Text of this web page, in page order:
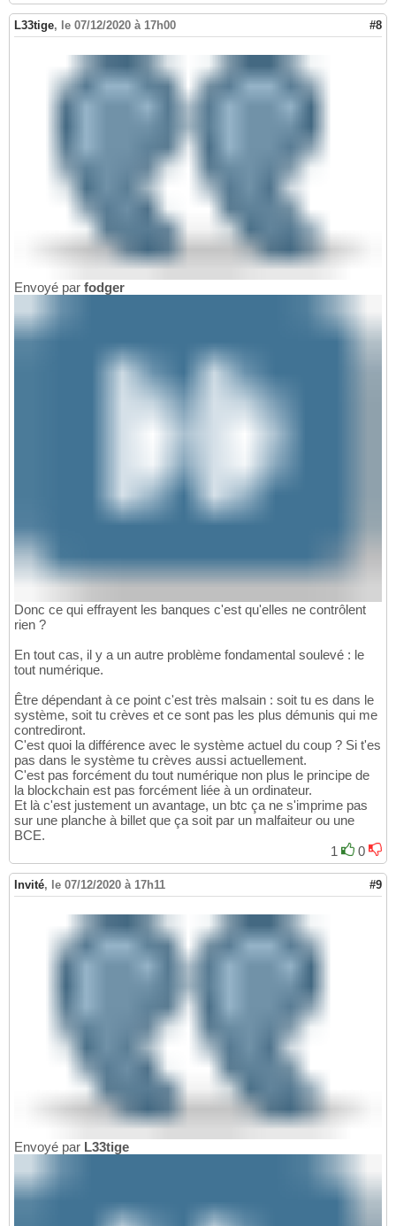
L33tige, le 07/12/2020 à 17h00 #8
Envoyé par fodger
Donc ce qui effrayent les banques c'est qu'elles ne contrôlent
rien ?
En tout cas, il y a un autre problème fondamental soulevé : le
tout numérique.
Être dépendant à ce point c'est très malsain : soit tu es dans le
système, soit tu crèves et ce sont pas les plus démunis qui me
contrediront.
C'est quoi la différence avec le système actuel du coup ? Si t'es
pas dans le système tu crèves aussi actuellement.
C'est pas forcément du tout numérique non plus le principe de
la blockchain est pas forcément liée à un ordinateur.
Et là c'est justement un avantage, un btc ça ne s'imprime pas
sur une planche à billet que ça soit par un malfaiteur ou une
BCE.
1
0
Invité, le 07/12/2020 à 17h11 #9
Envoyé par L33tige